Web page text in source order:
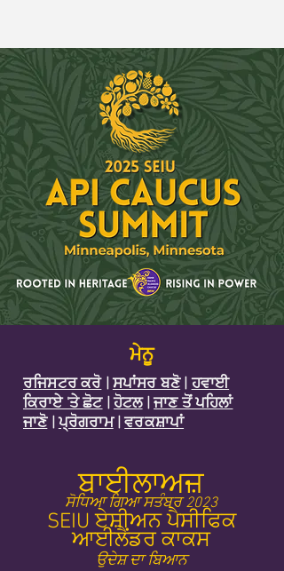
ਮੇਨੂ
ਰਜਿਸਟਰ ਕਰੋ|ਸਪਾਂਸਰ ਬਣੋ|ਹਵਾਈ
ਕਿਰਾਏ 'ਤੇ ਛੋਟ|ਹੋਟਲ|ਜਾਣ ਤੋਂ ਪਹਿਲਾਂ
ਜਾਣੋ|ਪ੍ਰੋਗਰਾਮ|ਵਰਕਸ਼ਾਪਾਂ
ਬਾਈਲਾਅਜ਼
ਸੋਧਿਆ ਗਿਆ ਸਤੰਬਰ 2023
SEIU ਏਸ਼ੀਅਨ ਪੈਸੀਫਿਕ
ਆਈਲੈਂਡਰ ਕਾਕਸ
ਉਦੇਸ਼ ਦਾ ਬਿਆਨ